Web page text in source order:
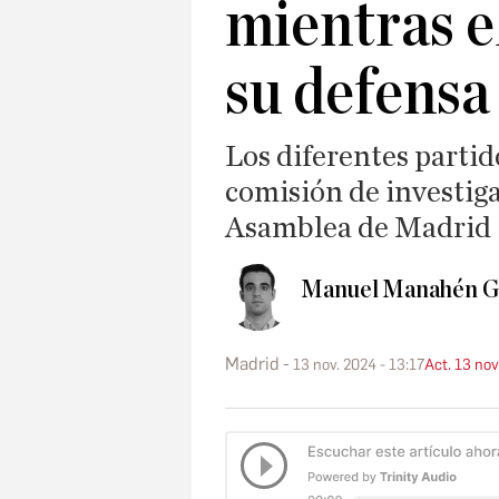
mientras
su defensa
Los diferentes
comisión de
Asamblea de Madrid
Manuel Manahén
Madrid 13 nov. 2024 - 13:17Act. 13